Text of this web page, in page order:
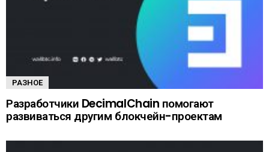
РАЗНОЕ
Разработчики DecimalChain помогают
развиваться другим блокчейн-проектам